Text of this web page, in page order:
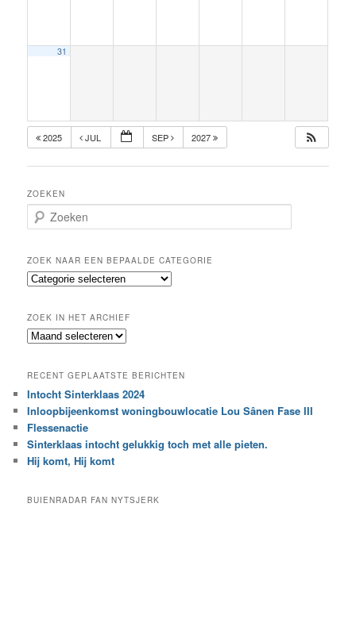
31
2025 JUL SEP 2027
ZOEKEN
o
k
e
n
ZOEK NAAR EEN BEPAALDE CATEGORIE
Z
k
n
e
e
n
b
e
a
ZOEK IN HET ARCHIEF
Z
k
i
n
h
e
t
c
RECENT GEPLAATSTE BERICHTEN
Intocht Sinterklaas 2024
Inloopbijeenkomst woningbouwlocatie Lou Sânen Fase III
Flessenactie
Sinterklaas intocht gelukkig toch met alle pieten.
Hij komt, Hij komt
BUIENRADAR FAN NYTSJERK